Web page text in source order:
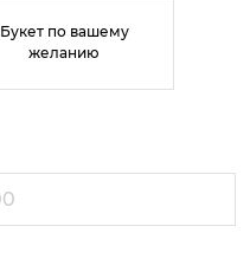
Букет по вашему
желанию